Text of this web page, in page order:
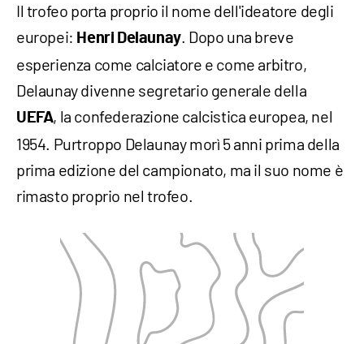
Il trofeo porta proprio il nome dell'ideatore degli
europei: Henri Delaunay. Dopo una breve
esperienza come calciatore e come arbitro,
Delaunay divenne segretario generale della
UEFA, la confederazione calcistica europea, nel
1954. Purtroppo Delaunay morì 5 anni prima della
prima edizione del campionato, ma il suo nome è
rimasto proprio nel trofeo.